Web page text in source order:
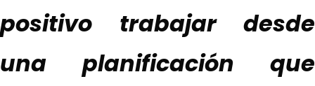
positivo trabajar desde
una planificación que